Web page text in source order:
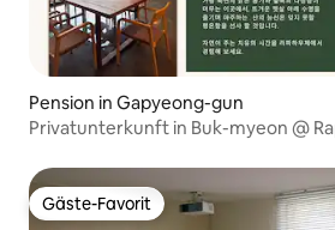
Pension in Gapyeong-gun
Privatunterkunft in Buk-myeon @
Gäste-Favorit
Gäste-Favorit